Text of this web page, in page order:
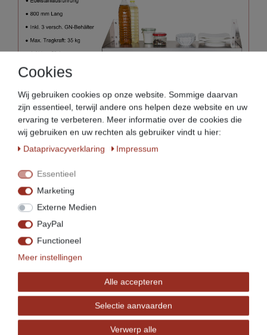
Cookies
Wij gebruiken cookies op onze website. Sommige daarvan
zijn essentieel, terwijl andere ons helpen deze website en uw
ervaring te verbeteren. Meer informatie over de cookies die
wij gebruiken en uw rechten als gebruiker vindt u hier:
Data­privacy­verklaring
Impressum
Essentieel
Marketing
Externe Medien
PayPal
Functioneel
Meer instellingen
Alle accepteren
Selectie aanvaarden
Verwerp alle